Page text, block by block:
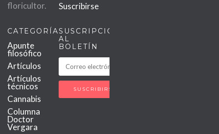
floricultor.
Suscribirse
CATEGORÍAS
Apunte
filosófico
Artículos
Artículos
técnicos
Cannabis
Columna
Doctor
Vergara
SUSCRIPCIÓN
AL
BOLETÍN